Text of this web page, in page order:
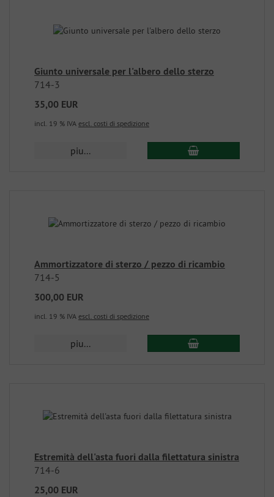
Giunto universale per l'albero dello sterzo
714-3
35,00 EUR
incl. 19 % IVA escl. costi di spedizione
piu...
Ammortizzatore di sterzo / pezzo di ricambio
714-5
300,00 EUR
incl. 19 % IVA escl. costi di spedizione
piu...
Estremità dell'asta fuori dalla filettatura sinistra
714-6
25,00 EUR